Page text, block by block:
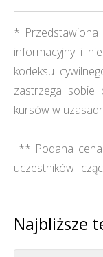
* Przedstawiona
informacyjny i
kodeksu
zastrzega sobie
kursów w
** Podana cena
uczestników
Najbliższe